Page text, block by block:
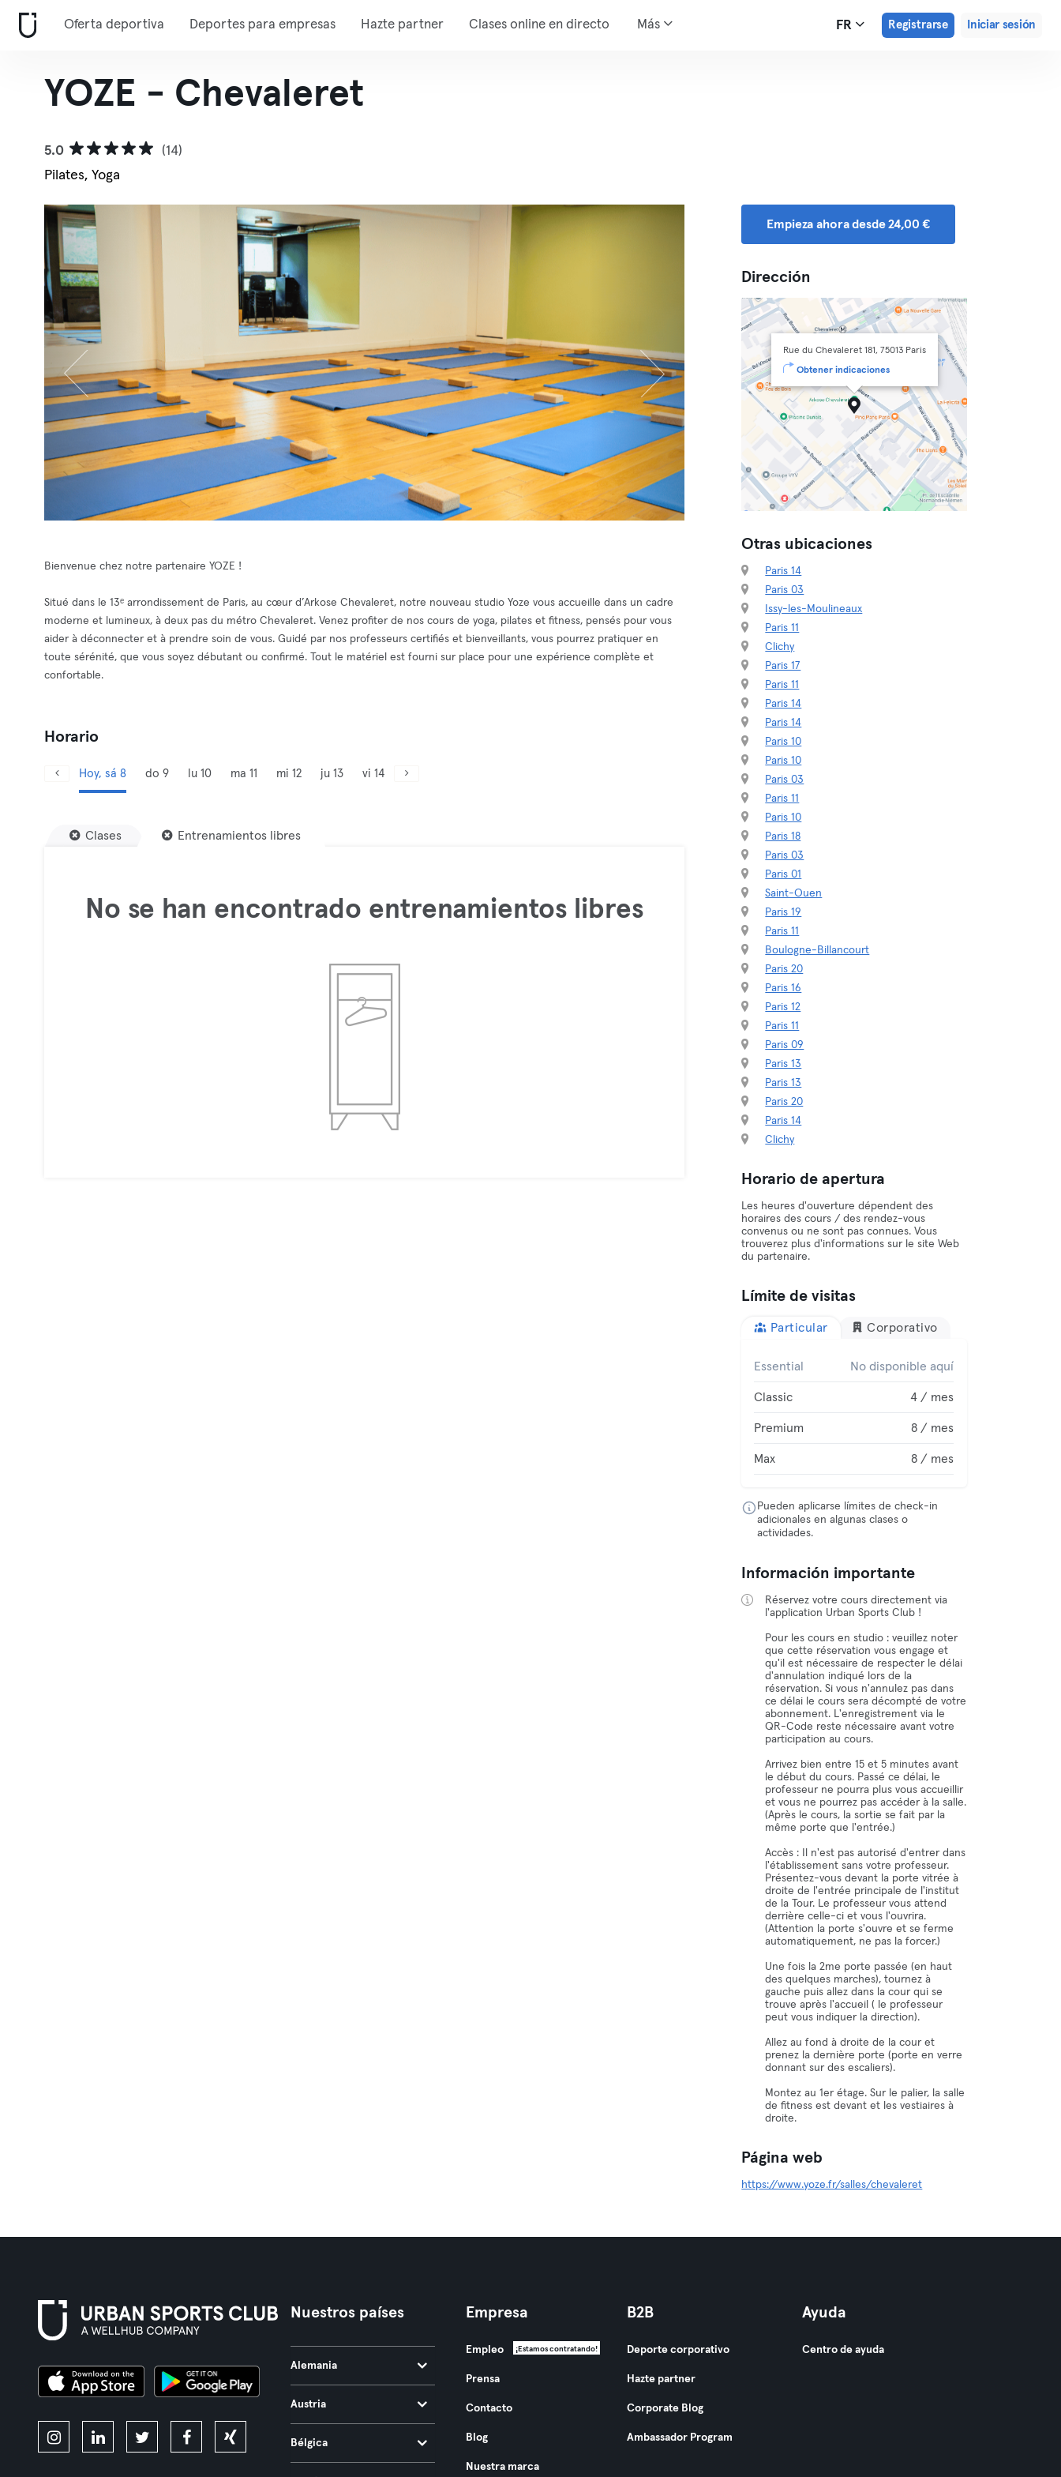
Oferta deportiva Deportes para empresas Hazte partner Clases online en directo Más FR Registrarse Iniciar sesión
YOZE - Chevaleret
5.0
(14)
Pilates, Yoga
Bienvenue chez notre partenaire YOZE !
Situé dans le 13ᵉ arrondissement de Paris, au cœur d’Arkose Chevaleret, notre nouveau studio Yoze vous accueille dans un cadre
moderne et lumineux, à deux pas du métro Chevaleret. Venez profiter de nos cours de yoga, pilates et fitness, pensés pour vous
aider à déconnecter et à prendre soin de vous. Guidé par nos professeurs certifiés et bienveillants, vous pourrez pratiquer en
toute sérénité, que vous soyez débutant ou confirmé. Tout le matériel est fourni sur place pour une expérience complète et
confortable.
Horario
Hoy, sá 8 do 9 lu 10 ma 11 mi 12 ju 13 vi 14
Clases Entrenamientos libres
No se han encontrado entrenamientos libres
Empieza ahora desde 24,00 €
Dirección
Rue du Chevaleret 181, 75013 Paris
Obtener indicaciones
Otras ubicaciones
Paris 14
Paris 03
Issy-les-Moulineaux
Paris 11
Clichy
Paris 17
Paris 11
Paris 14
Paris 14
Paris 10
Paris 10
Paris 03
Paris 11
Paris 10
Paris 18
Paris 03
Paris 01
Saint-Ouen
Paris 19
Paris 11
Boulogne-Billancourt
Paris 20
Paris 16
Paris 12
Paris 11
Paris 09
Paris 13
Paris 13
Paris 20
Paris 14
Clichy
Horario de apertura
Les heures d'ouverture dépendent des
horaires des cours / des rendez-vous
convenus ou ne sont pas connues. Vous
trouverez plus d'informations sur le site Web
du partenaire.
Límite de visitas
Particular Corporativo
Essential No disponible aquí
Classic 4 / mes
Premium 8 / mes
Max 8 / mes
Pueden aplicarse límites de check-in
adicionales en algunas clases o
actividades.
Información importante
Réservez votre cours directement via
l'application Urban Sports Club !
Pour les cours en studio : veuillez noter
que cette réservation vous engage et
qu'il est nécessaire de respecter le délai
d'annulation indiqué lors de la
réservation. Si vous n'annulez pas dans
ce délai le cours sera décompté de votre
abonnement. L'enregistrement via le
QR-Code reste nécessaire avant votre
participation au cours.
Arrivez bien entre 15 et 5 minutes avant
le début du cours. Passé ce délai, le
professeur ne pourra plus vous accueillir
et vous ne pourrez pas accéder à la salle.
(Après le cours, la sortie se fait par la
même porte que l'entrée.)
Accès : Il n'est pas autorisé d'entrer dans
l'établissement sans votre professeur.
Présentez-vous devant la porte vitrée à
droite de l'entrée principale de l'institut
de la Tour. Le professeur vous attend
derrière celle-ci et vous l'ouvrira.
(Attention la porte s'ouvre et se ferme
automatiquement, ne pas la forcer.)
Une fois la 2me porte passée (en haut
des quelques marches), tournez à
gauche puis allez dans la cour qui se
trouve après l'accueil ( le professeur
peut vous indiquer la direction).
Allez au fond à droite de la cour et
prenez la dernière porte (porte en verre
donnant sur des escaliers).
Montez au 1er étage. Sur le palier, la salle
de fitness est devant et les vestiaires à
droite.
Página web
https://www.yoze.fr/salles/chevaleret
Nuestros países
Alemania
Austria
Bélgica
Empresa
Empleo ¡Estamos contratando!
Prensa
Contacto
Blog
Nuestra marca
B2B
Deporte corporativo
Hazte partner
Corporate Blog
Ambassador Program
Ayuda
Centro de ayuda